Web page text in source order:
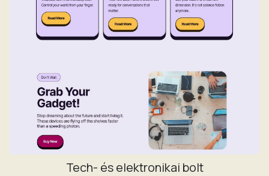
Tech- és elektronikai bolt